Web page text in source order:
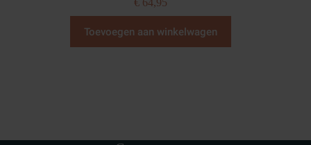
- Bescherm de elektronica altijd met de
- Reinig metgedestilleerd waterenéén druppel milde
€ 64,95
Toevoegen aan winkelwagen